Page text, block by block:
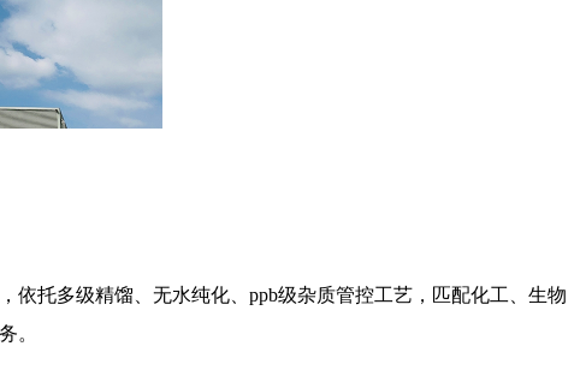
依托多级精馏、无水纯化、 ppb级杂质管控工艺，匹配化工、生物
。